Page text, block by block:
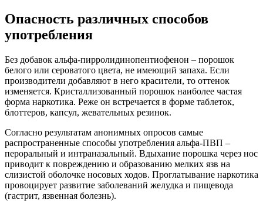
Опасность различных способов
употребления
Без добавок альфа-пирролидинопентиофенон – порошок
белого или сероватого цвета, не имеющий запаха. Если
производители добавляют в него красители, то оттенок
изменяется. Кристаллизованный порошок наиболее частая
форма наркотика. Реже он встречается в форме таблеток,
блоттеров, капсул, жевательных резинок.
Согласно результатам анонимных опросов самые
распространенные способы употребления альфа-ПВП –
пероральный и интраназальный. Вдыхание порошка через нос
приводит к повреждению и образованию мелких язв на
слизистой оболочке носовых ходов. Проглатывание наркотика
провоцирует развитие заболеваний желудка и пищевода
(гастрит, язвенная болезнь).